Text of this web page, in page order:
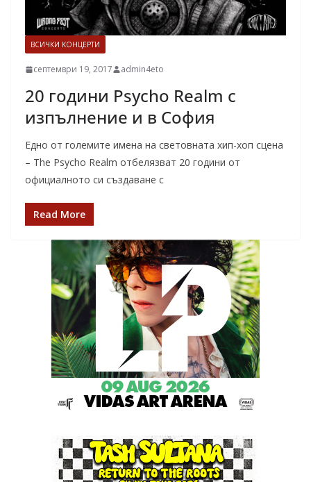
ВСИЧКИ КОНЦЕРТИ
септември 19, 2017 admin4eto
20 години Psycho Realm с
изпълнение и в София
Едно от големите имена на световната хип-хоп сцена
– The Psycho Realm отбелязват 20 години от
официалното си създаване с
Read More